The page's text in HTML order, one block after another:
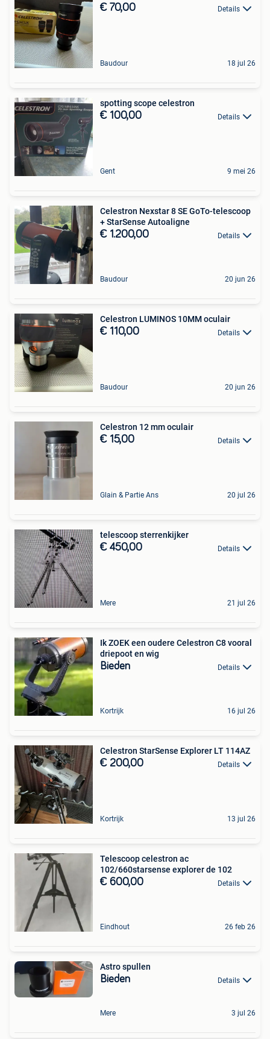
€ 70,00 Details
Baudour 18 jul 26
spotting scope celestron
€ 100,00 Details
Gent 9 mei 26
Celestron Nexstar 8 SE GoTo-telescoop
+ StarSense Autoaligne
€ 1.200,00 Details
Baudour 20 jun 26
Celestron LUMINOS 10MM oculair
€ 110,00 Details
Baudour 20 jun 26
Celestron 12 mm oculair
€ 15,00 Details
Glain & Partie Ans 20 jul 26
telescoop sterrenkijker
€ 450,00 Details
Mere 21 jul 26
Ik ZOEK een oudere Celestron C8 vooral
driepoot en wig
Bieden Details
Kortrijk 16 jul 26
Celestron StarSense Explorer LT 114AZ
€ 200,00 Details
Kortrijk 13 jul 26
Telescoop celestron ac
102/660starsense explorer de 102
€ 600,00 Details
Eindhout 26 feb 26
Astro spullen
Bieden Details
Mere 3 jul 26